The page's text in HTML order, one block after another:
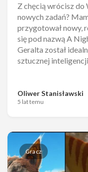
Z chęcią wrócisz do
nowych zadań?
przygotował nowy,
się pod nazwą A
Geralta został
sztucznej inteligencji.
Oliwer Stanisławski
5 lat temu
Gracz